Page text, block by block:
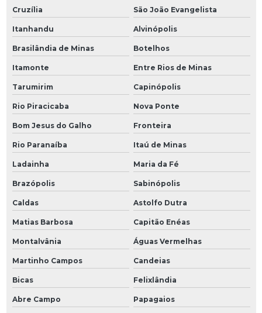
Cruzília São João Evangelista
Itanhandu Alvinópolis
Brasilândia de Minas Botelhos
Itamonte Entre Rios de Minas
Tarumirim Capinópolis
Rio Piracicaba Nova Ponte
Bom Jesus do Galho Fronteira
Rio Paranaíba Itaú de Minas
Ladainha Maria da Fé
Brazópolis Sabinópolis
Caldas Astolfo Dutra
Matias Barbosa Capitão Enéas
Montalvânia Águas Vermelhas
Martinho Campos Candeias
Bicas Felixlândia
Abre Campo Papagaios